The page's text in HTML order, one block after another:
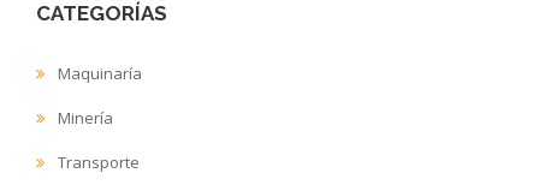
CATEGORÍAS
Maquinaría
Minería
Transporte